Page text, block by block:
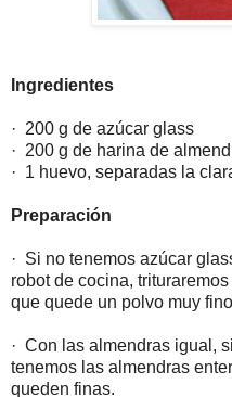
Ingredientes
· 200 g de azúcar glass
· 200 g de harina de
· 1 huevo, separadas la
Preparación
· Si no tenemos azúcar
robot de cocina,
que quede un polvo muy
· Con las almendras igual,
tenemos las almendras
queden finas.